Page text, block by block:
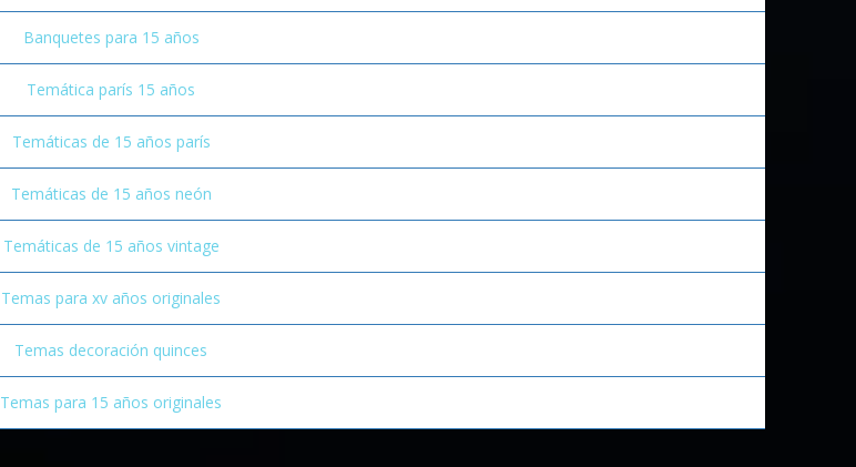
Banquetes para 15 años
Temática parís 15 años
Temáticas de 15 años parís
Temáticas de 15 años neón
Temáticas de 15 años vintage
Temas para xv años originales
Temas decoración quinces
Temas para 15 años originales